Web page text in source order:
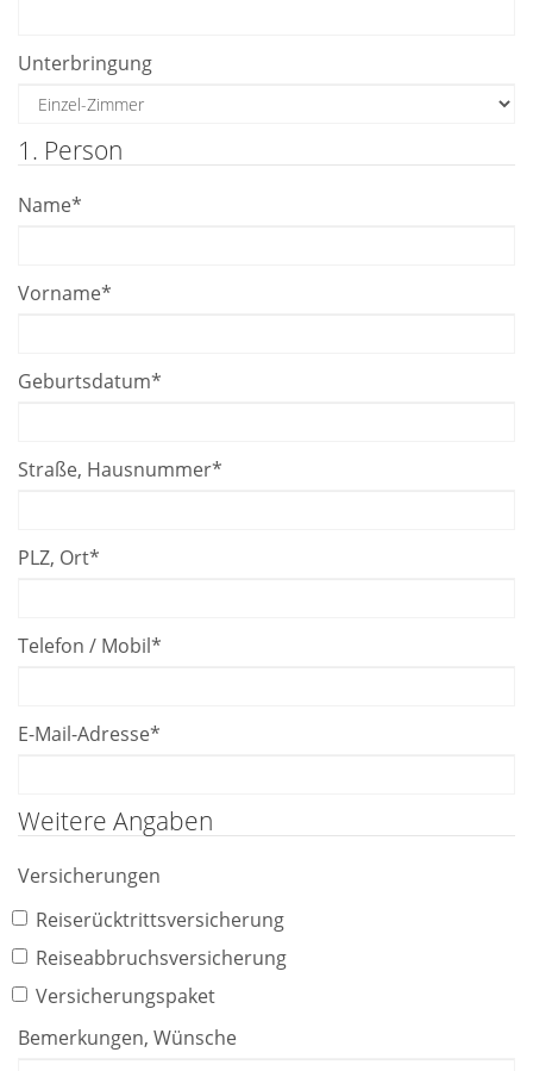
Unterbringung
1. Person
Name*
Vorname*
Geburtsdatum*
Straße, Hausnummer*
PLZ, Ort*
Telefon / Mobil*
E-Mail-Adresse*
Weitere Angaben
Versicherungen
Reiserücktrittsversicherung
Reiseabbruchsversicherung
Versicherungspaket
Bemerkungen, Wünsche